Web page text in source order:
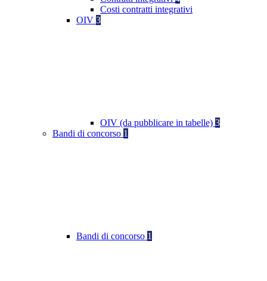
Costi contratti integrativi
OIV 3
OIV (da pubblicare in tabelle) 3
Bandi di concorso 1
Bandi di concorso 1